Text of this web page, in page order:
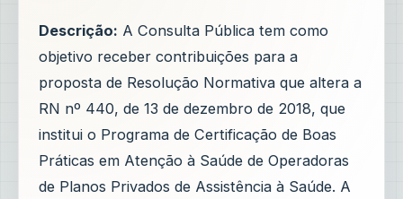
Descrição: A Consulta Pública tem como
objetivo receber contribuições para a
proposta de Resolução Normativa que altera a
RN nº 440, de 13 de dezembro de 2018, que
institui o Programa de Certificação de Boas
Práticas em Atenção à Saúde de Operadoras
de Planos Privados de Assistência à Saúde. A